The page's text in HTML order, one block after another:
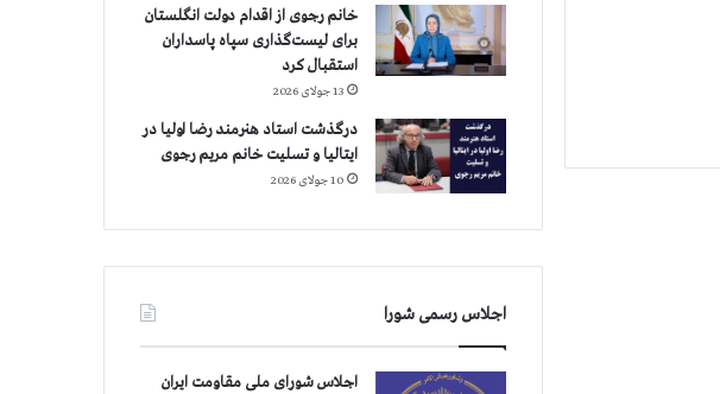
خانم رجوی از اقدام دولت انگلستان
برای لیست‌گذاری سپاه پاسداران
استقبال کرد
13 جولای 2026
درگذشت استاد هنرمند رضا اولیا در
ایتالیا و تسلیت خانم مریم رجوی
10 جولای 2026
اجلاس رسمی شورا
اجلاس شورای ملی مقاومت ایران